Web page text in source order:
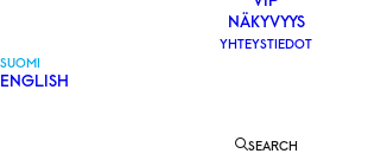
NÄKYVYYS
YHTEYSTIEDOT
SUOMI
ENGLISH
SEARCH